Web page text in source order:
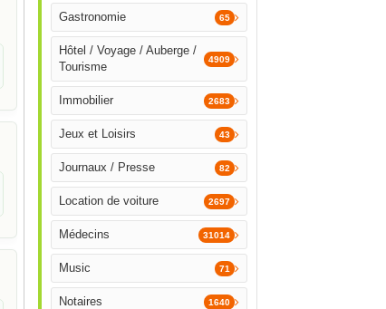
Gastronomie 65
Hôtel / Voyage / Auberge /
Tourisme
4909
Immobilier 2683
Jeux et Loisirs 43
Journaux / Presse 82
Location de voiture 2697
Médecins 31014
Music 71
Notaires 1640